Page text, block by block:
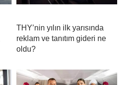
THY’nin yılın ilk yarısında
reklam ve tanıtım gideri ne
oldu?